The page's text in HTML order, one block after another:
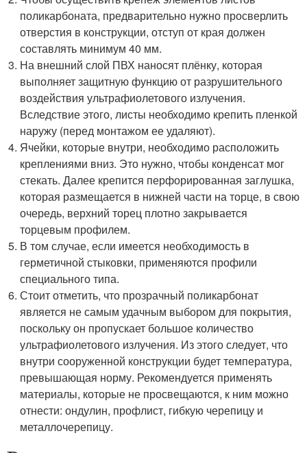
поликарбоната, предварительно нужно просверлить
отверстия в конструкции, отступ от края должен
составлять минимум 40 мм.
На внешний слой ПВХ наносят плёнку, которая
выполняет защитную функцию от разрушительного
воздействия ультрафиолетового излучения.
Вследствие этого, листы необходимо крепить пленкой
наружу (перед монтажом ее удаляют).
Ячейки, которые внутри, необходимо расположить
креплениями вниз. Это нужно, чтобы конденсат мог
стекать. Далее крепится перфорированная заглушка,
которая размещается в нижней части на торце, в свою
очередь, верхний торец плотно закрывается
торцевым профилем.
В том случае, если имеется необходимость в
герметичной стыковки, применяются профили
специального типа.
Стоит отметить, что прозрачный поликарбонат
является не самым удачным выбором для покрытия,
поскольку он пропускает большое количество
ультрафиолетового излучения. Из этого следует, что
внутри сооруженной конструкции будет температура,
превышающая норму. Рекомендуется применять
материалы, которые не просвещаются, к ним можно
отнести: ондулин, профлист, гибкую черепицу и
металлочерепицу.